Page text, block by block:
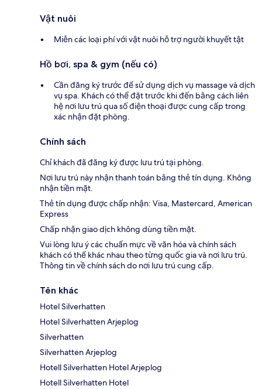
Vật nuôi
Miễn các loại phí với vật nuôi hỗ trợ người khuyết tật
Hồ bơi, spa & gym (nếu có)
Cần đăng ký trước để sử dụng dịch vụ massage và dịch
vụ spa. Khách có thể đặt trước khi đến bằng cách liên
hệ nơi lưu trú qua số điện thoại được cung cấp trong
xác nhận đặt phòng.
Chính sách
Chỉ khách đã đăng ký được lưu trú tại phòng.
Nơi lưu trú này nhận thanh toán bằng thẻ tín dụng. Không
nhận tiền mặt.
Thẻ tín dụng được chấp nhận: Visa, Mastercard, American
Express
Chấp nhận giao dịch không dùng tiền mặt.
Vui lòng lưu ý các chuẩn mực về văn hóa và chính sách
khách có thể khác nhau theo từng quốc gia và nơi lưu trú.
Thông tin về chính sách do nơi lưu trú cung cấp.
Tên khác
Hotel Silverhatten
Hotel Silverhatten Arjeplog
Silverhatten
Silverhatten Arjeplog
Hotell Silverhatten Hotel Arjeplog
Hotell Silverhatten Hotel